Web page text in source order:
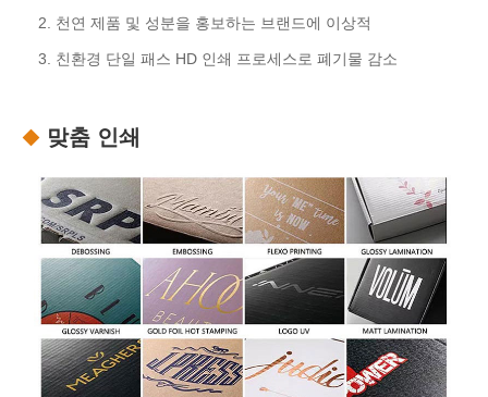
2. 천연 제품 및 성분을 홍보하는 브랜드에 이상적
3. 친환경 단일 패스 HD 인쇄 프로세스로 폐기물 감소
맞춤 인쇄